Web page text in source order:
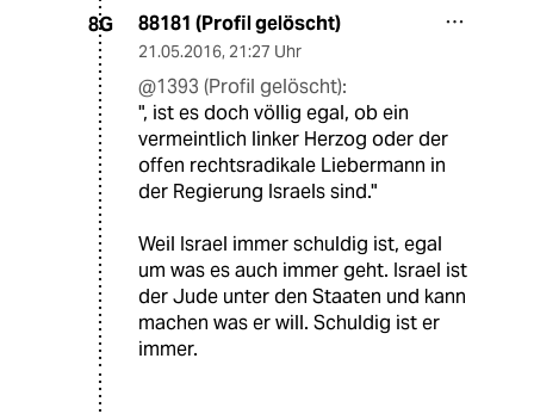
8G 88181 (Profil gelöscht)
21.05.2016, 21:27 Uhr
@1393 (Profil gelöscht):
", ist es doch völlig egal, ob ein
vermeintlich linker Herzog oder der
offen rechtsradikale Liebermann in
der Regierung Israels sind."
Weil Israel immer schuldig ist, egal
um was es auch immer geht. Israel ist
der Jude unter den Staaten und kann
machen was er will. Schuldig ist er
immer.